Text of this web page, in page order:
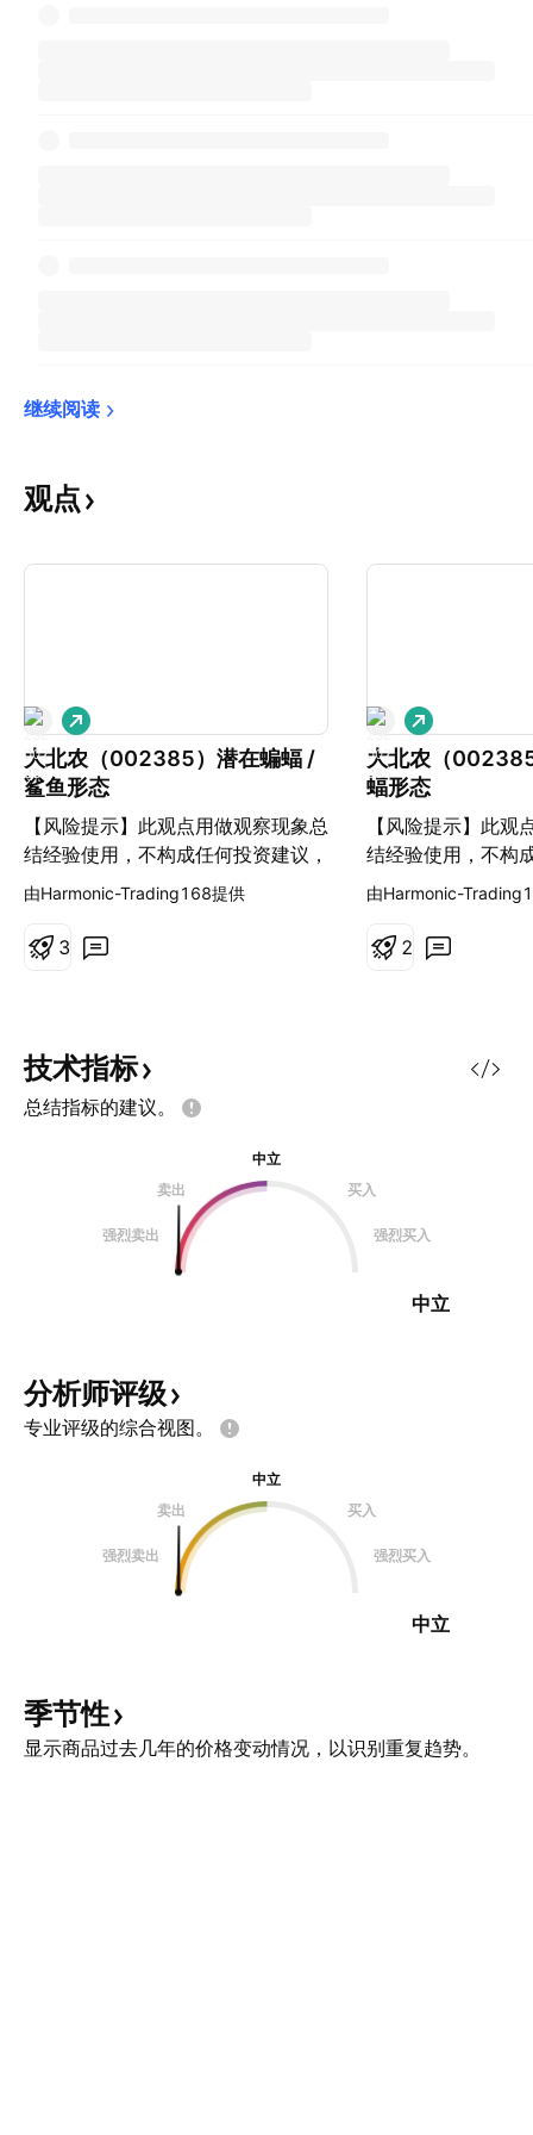
继续阅读
观点
大北农（002385）潜在蝙蝠 /
鲨鱼形态
【风险提示】此观点用做观察现象总
结经验使用，不构成任何投资建议，
跟单有风险，交易需谨慎！
做
多
由Harmonic-Trading168提供
3
大北农（
蝠形态
【风险提示】此观
结经验使用，不构
跟单有风险，交易
做
多
由Harmonic-
2
技术指标
总结指标的建议。
中立
卖出
买入
强烈卖出 强烈买入
中立
分析师评级
专业评级的综合视图。
中立
卖出
买入
强烈卖出 强烈买入
中立
季节性
显示商品过去几年的价格变动情况，以识别重复趋势。